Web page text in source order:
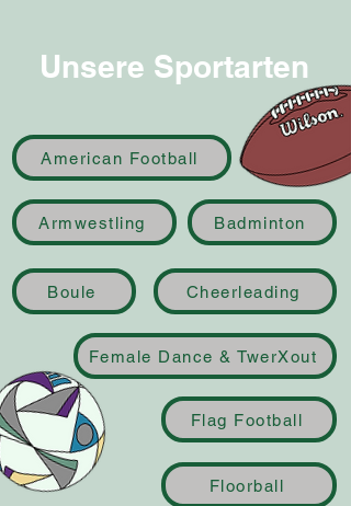
Unsere Sportarten
American Football
Armwestling Badminton
Boule Cheerleading
Female Dance & TwerXout
Flag Football
Floorball